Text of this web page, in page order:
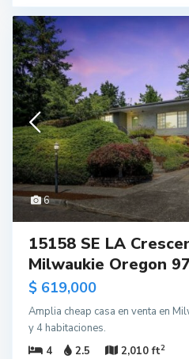
6
15158 SE LA
Milwaukie Oregon
$ 619,000
Amplia cheap casa en venta en
y 4 habitaciones.
4
2.5 2,010 ft2